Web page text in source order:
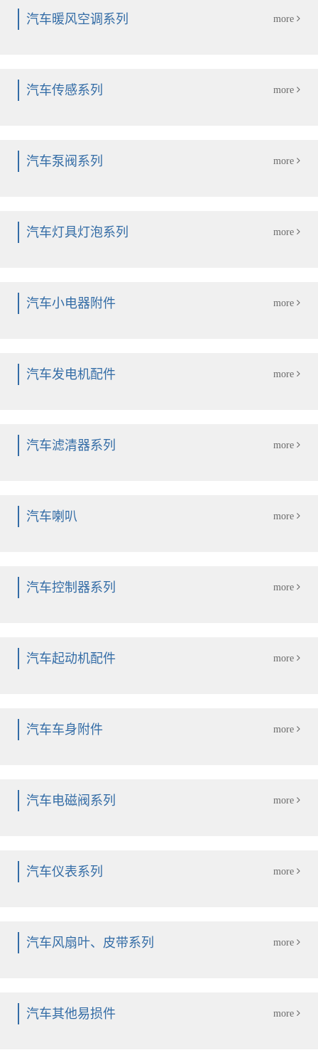
汽车暖风空调系列 more
汽车传感系列 more
汽车泵阀系列 more
汽车灯具灯泡系列 more
汽车小电器附件 more
汽车发电机配件 more
汽车滤清器系列 more
汽车喇叭 more
汽车控制器系列 more
汽车起动机配件 more
汽车车身附件 more
汽车电磁阀系列 more
汽车仪表系列 more
汽车风扇叶、皮带系列 more
汽车其他易损件 more